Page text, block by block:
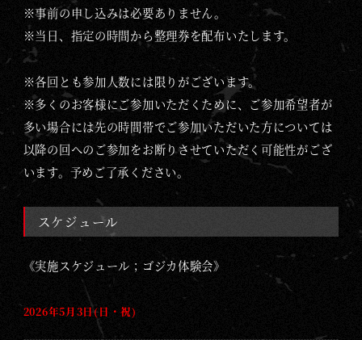
※事前の申し込みは必要ありません。
※当日、指定の時間から整理券を配布いたします。
※各回とも参加人数には限りがございます。
※多くのお客様にご参加いただくために、ご参加希望者が
多い場合には先の時間帯でご参加いただいた方については
以降の回へのご参加をお断りさせていただく可能性がござ
います。予めご了承ください。
スケジュール
《実施スケジュール；ゴジカ体験会》
2026年5月3日(日・祝)